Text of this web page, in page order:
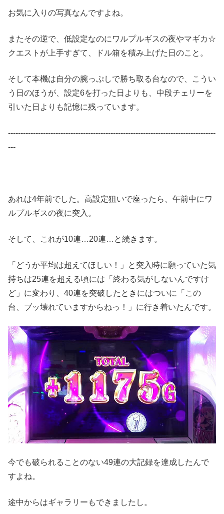
お気に入りの写真なんですよね。
またその逆で、低設定なのにワルプルギスの夜やマギカ☆
クエストが上手すぎて、ドル箱を積み上げた日のこと。
そして本機は自分の腕っぷしで勝ち取る台なので、こうい
う日のほうが、設定6を打った日よりも、中段チェリーを
引いた日よりも記憶に残っています。
-----------------------------------------------------------------------------------
---
あれは4年前でした。高設定狙いで座ったら、午前中にワ
ルプルギスの夜に突入。
そして、これが10連…20連…と続きます。
「どうか平均は超えてほしい！」と突入時に願っていた気
持ちは25連を超える頃には「終わる気がしないんですけ
ど」に変わり、40連を突破したときにはついに「この
台、ブッ壊れていますからねっ！」に行き着いたんです。
今でも破られることのない49連の大記録を達成したんで
すよね。
途中からはギャラリーもできましたし。